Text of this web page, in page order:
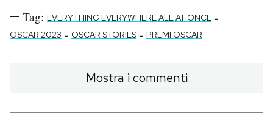
Tag: EVERYTHING EVERYWHERE ALL AT ONCE -
OSCAR 2023 - OSCAR STORIES - PREMI OSCAR
Mostra i commenti